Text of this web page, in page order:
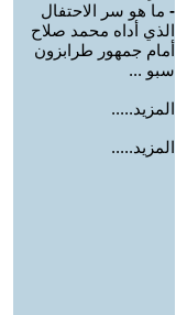
- ما هو سر الاحتفال
الذي أداه محمد صلاح
أمام جمهور طرابزون
سبو ...
المزيد.....
المزيد.....